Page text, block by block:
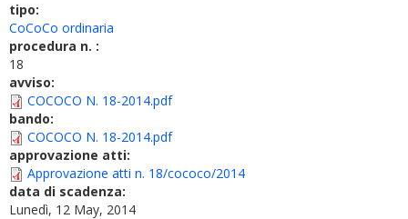
tipo:
CoCoCo ordinaria
procedura n. :
18
avviso:
COCOCO N. 18-2014.pdf
bando:
COCOCO N. 18-2014.pdf
approvazione atti:
Approvazione atti n. 18/cococo/2014
data di scadenza:
Lunedì, 12 May, 2014